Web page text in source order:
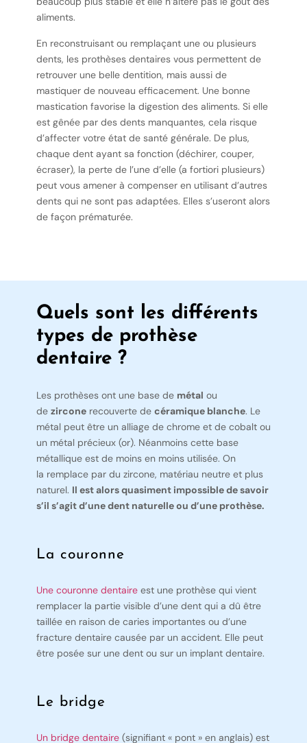
aliments.
En reconstruisant ou remplaçant une ou plusieurs
dents, les prothèses dentaires vous permettent de
retrouver une belle dentition, mais aussi de
mastiquer de nouveau efficacement. Une bonne
mastication favorise la digestion des aliments. Si elle
est gênée par des dents manquantes, cela risque
d’affecter votre état de santé générale. De plus,
chaque dent ayant sa fonction (déchirer, couper,
écraser), la perte de l’une d’elle (a fortiori plusieurs)
peut vous amener à compenser en utilisant d’autres
dents qui ne sont pas adaptées. Elles s’useront alors
de façon prématurée.
Quels sont les différents
types de prothèse
dentaire ?
Les prothèses ont une base de métal ou
de zirconerecouverte de céramique blanche. Le
métal peut être un alliage de chrome et de cobalt ou
un métal précieux (or). Néanmoins cette base
métallique est de moins en moins utilisée. On
la remplace par du zircone, matériau neutre et plus
naturel. Il est alors quasiment impossible de savoir
s’il s’agit d’une dent naturelle ou d’une prothèse.
La couronne
Une couronne dentaireest une prothèse qui vient
remplacer la partie visible d’une dent qui a dû être
taillée en raison de caries importantes ou d’une
fracture dentaire causée par un accident. Elle peut
être posée sur une dent ou sur un implant dentaire.
Le bridge
Un bridge dentaire(signifiant « pont » en anglais) est